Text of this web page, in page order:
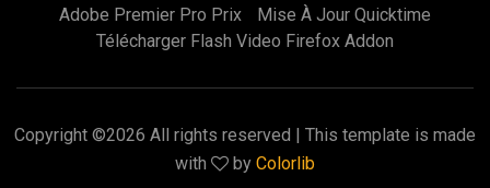
Adobe Premier Pro Prix
Mise À Jour Quicktime
Télécharger Flash Video Firefox Addon
Copyright ©2026 All rights reserved | This template is made
with
by Colorlib